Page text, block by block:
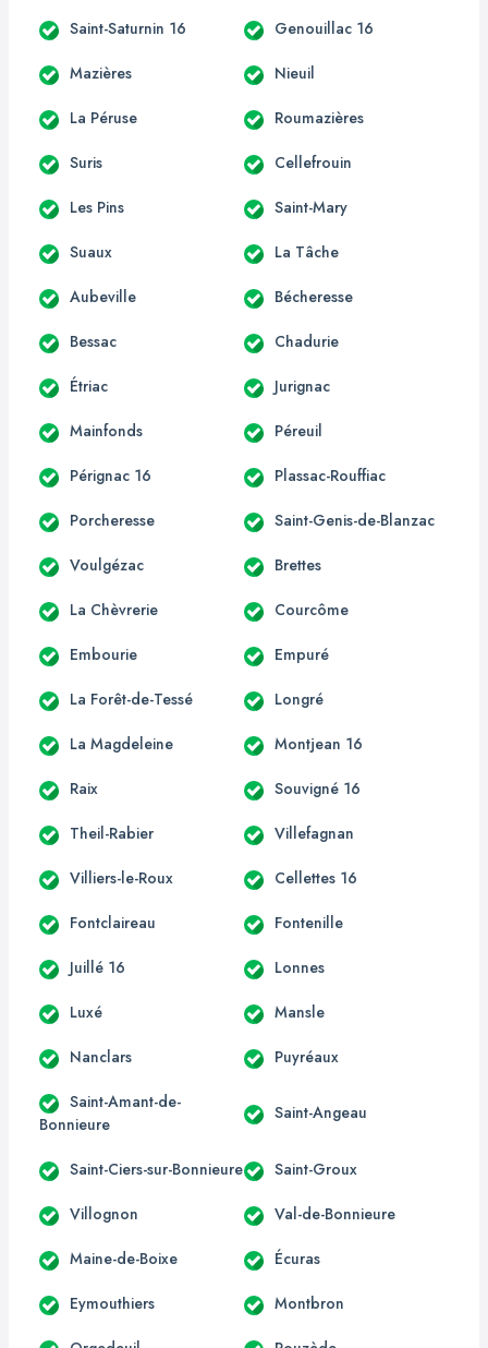
Saint-Saturnin 16 Genouillac 16
Mazières Nieuil
La Péruse Roumazières
Suris Cellefrouin
Les Pins Saint-Mary
Suaux La Tâche
Aubeville Bécheresse
Bessac Chadurie
Étriac Jurignac
Mainfonds Péreuil
Pérignac 16 Plassac-Rouffiac
Porcheresse Saint-Genis-de-Blanzac
Voulgézac Brettes
La Chèvrerie Courcôme
Embourie Empuré
La Forêt-de-Tessé Longré
La Magdeleine Montjean 16
Raix Souvigné 16
Theil-Rabier Villefagnan
Villiers-le-Roux Cellettes 16
Fontclaireau Fontenille
Juillé 16 Lonnes
Luxé Mansle
Nanclars Puyréaux
Saint-Amant-de-
Bonnieure
Saint-Angeau
Saint-Ciers-sur-Bonnieure Saint-Groux
Villognon Val-de-Bonnieure
Maine-de-Boixe Écuras
Eymouthiers Montbron